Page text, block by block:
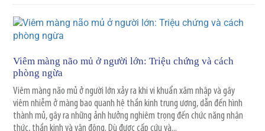
Viêm màng não mủ ở người lớn: Triệu chứng và cách
phòng ngừa
Viêm màng não mủ ở người lớn xảy ra khi vi khuẩn xâm nhập và gây
viêm nhiễm ở màng bao quanh hệ thần kinh trung ương, dẫn đến hình
thành mủ, gây ra những ảnh hưởng nghiêm trọng đến chức năng nhận
thức, thần kinh và vận động. Dù được cấp cứu và...